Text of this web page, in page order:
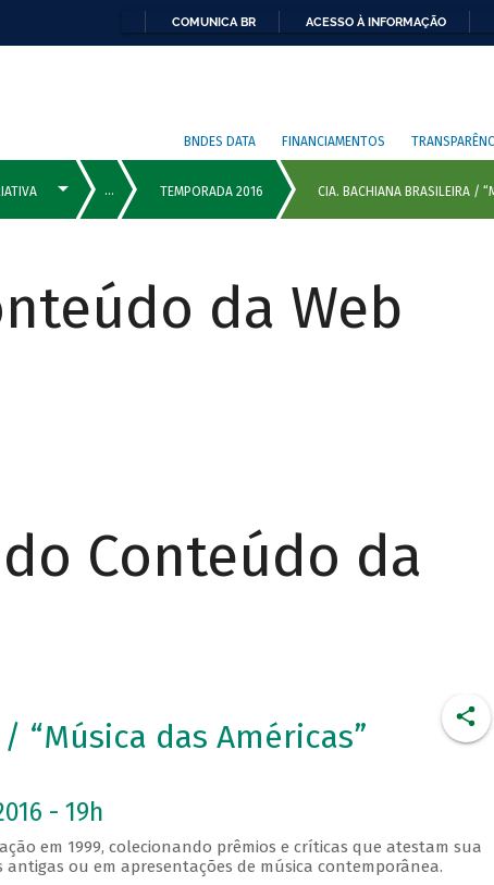
COMUNICA BR ACESSO À INFORMAÇÃO
BNDES DATA FINANCIAMENTOS
da Web
Conteúdo da
“Música das Américas”
- 19h
em 1999, colecionando prêmios e críticas que atestam sua
ou em apresentações de música contemporânea.